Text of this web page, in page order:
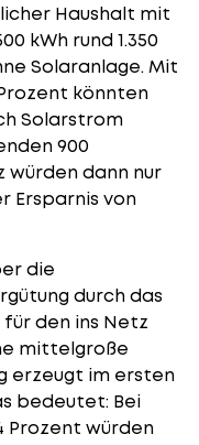
Haushalt mit
kWh rund 1.350
Solaranlage. Mit
könnten
Solarstrom
900
dann nur
Ersparnis von
die
durch das
den ins Netz
mittelgroße
erzeugt im ersten
bedeutet: Bei
Prozent würden